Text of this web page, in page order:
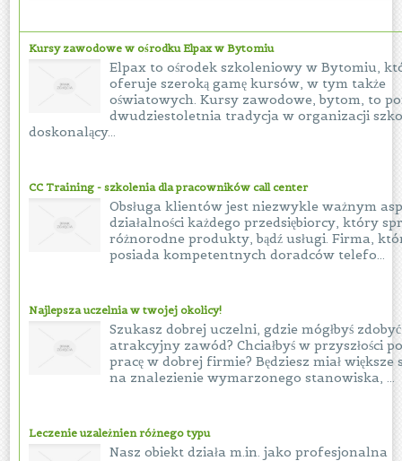
Kursy zawodowe w ośrodku Elpax w Bytomiu
Elpax to ośrodek szkoleniowy w Bytomiu,
oferuje szeroką gamę kursów, w tym także
oświatowych. Kursy zawodowe, bytom, to
dwudziestoletnia tradycja w organizacji
doskonalący...
CC Training - szkolenia dla pracowników call center
Obsługa klientów jest niezwykle ważnym
działalności każdego przedsiębiorcy, który
różnorodne produkty, bądź usługi. Firma,
posiada kompetentnych doradców telefo...
Najlepsza uczelnia w twojej okolicy!
Szukasz dobrej uczelni, gdzie mógłbyś zdobyć
atrakcyjny zawód? Chciałbyś w przyszłości
pracę w dobrej firmie? Będziesz miał większe
na znalezienie wymarzonego stanowiska, ...
Leczenie uzależnien różnego typu
Nasz obiekt działa m.in. jako profesjonalna